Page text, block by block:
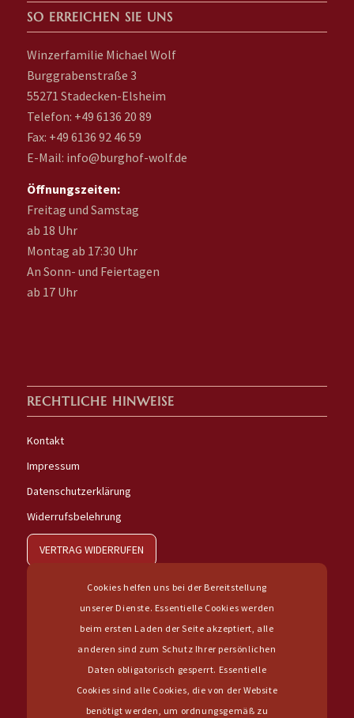
SO ERREICHEN SIE UNS
Winzerfamilie Michael Wolf
Burggrabenstraße 3
55271 Stadecken-Elsheim
Telefon: +49 6136 20 89
Fax: +49 6136 92 46 59
E-Mail: info@burghof-wolf.de
Öffnungszeiten:
Freitag und Samstag
ab 18 Uhr
Montag ab 17:30 Uhr
An Sonn- und Feiertagen
ab 17 Uhr
RECHTLICHE HINWEISE
Kontakt
Impressum
Datenschutzerklärung
Widerrufsbelehrung
VERTRAG WIDERRUFEN
IHR WEG ZU UNS
Cookies helfen uns bei der Bereitstellung
unserer Dienste. Essentielle Cookies werden
beim ersten Laden der Seite akzeptiert, alle
anderen sind zum Schutz Ihrer persönlichen
Daten obligatorisch gesperrt. Essentielle
Cookies sind alle Cookies, die von der Website
benötigt werden, um ordnungsgemäß zu